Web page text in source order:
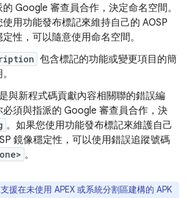
Google 審查員合作，決定命名空間。
使用功能發布標記來維持自己的 AOSP
性，可以隨意使用命名空間。
包含標記的功能或變更項目的簡
是與新程式碼貢獻內容相關聯的錯誤編
必須與指派的 Google 審查員合作，決
。如果您使用功能發布標記來維護自己
鏡像穩定性，可以使用錯誤追蹤號碼
。
援在未使用 APEX 或系統分割區建構的 APK